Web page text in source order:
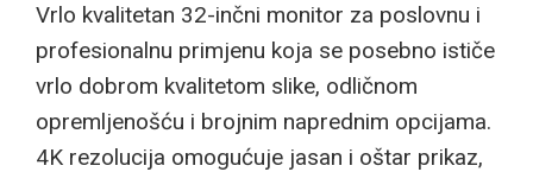
Vrlo kvalitetan 32-inčni monitor za poslovnu i
profesionalnu primjenu koja se posebno ističe
vrlo dobrom kvalitetom slike, odličnom
opremljenošću i brojnim naprednim opcijama.
4K rezolucija omogućuje jasan i oštar prikaz,